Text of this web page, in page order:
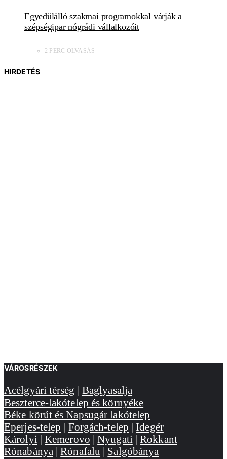
Egyedülálló szakmai programokkal várják a
szépségipar nógrádi vállalkozóit
2 PERC OLVASÁS
HIRDETÉS
VÁROSRÉSZEK
Acélgyári térség | Baglyasalja
Beszterce-lakótelep és környéke
Béke körút és Napsugár lakótelep
Eperjes-telep | Forgách-telep |Idegér
Károlyi |Kemerovo |Nyugati |Rokkant
Rónabánya |Rónafalu | Salgóbánya